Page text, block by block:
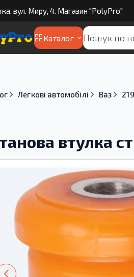
вул. Миру, 4. Магазин "PolyPro"
Каталог
Легкові автомобілі Ваз
втулка